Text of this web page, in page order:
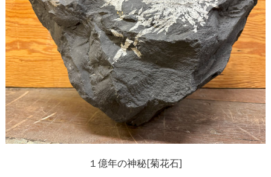
１億年の神秘[菊花石]